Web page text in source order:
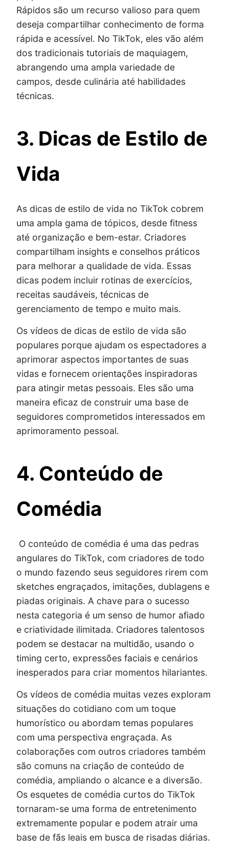
Rápidos são um recurso valioso para quem
deseja compartilhar conhecimento de forma
rápida e acessível. No TikTok, eles vão além
dos tradicionais tutoriais de maquiagem,
abrangendo uma ampla variedade de
campos, desde culinária até habilidades
técnicas.
3. Dicas de Estilo de
Vida
As dicas de estilo de vida no TikTok cobrem
uma ampla gama de tópicos, desde fitness
até organização e bem-estar. Criadores
compartilham insights e conselhos práticos
para melhorar a qualidade de vida. Essas
dicas podem incluir rotinas de exercícios,
receitas saudáveis, técnicas de
gerenciamento de tempo e muito mais.
Os vídeos de dicas de estilo de vida são
populares porque ajudam os espectadores a
aprimorar aspectos importantes de suas
vidas e fornecem orientações inspiradoras
para atingir metas pessoais. Eles são uma
maneira eficaz de construir uma base de
seguidores comprometidos interessados em
aprimoramento pessoal.
4. Conteúdo de
Comédia
O conteúdo de comédia é uma das pedras
angulares do TikTok, com criadores de todo
o mundo fazendo seus seguidores rirem com
sketches engraçados, imitações, dublagens e
piadas originais. A chave para o sucesso
nesta categoria é um senso de humor afiado
e criatividade ilimitada. Criadores talentosos
podem se destacar na multidão, usando o
timing certo, expressões faciais e cenários
inesperados para criar momentos hilariantes.
Os vídeos de comédia muitas vezes exploram
situações do cotidiano com um toque
humorístico ou abordam temas populares
com uma perspectiva engraçada. As
colaborações com outros criadores também
são comuns na criação de conteúdo de
comédia, ampliando o alcance e a diversão.
Os esquetes de comédia curtos do TikTok
tornaram-se uma forma de entretenimento
extremamente popular e podem atrair uma
base de fãs leais em busca de risadas diárias.